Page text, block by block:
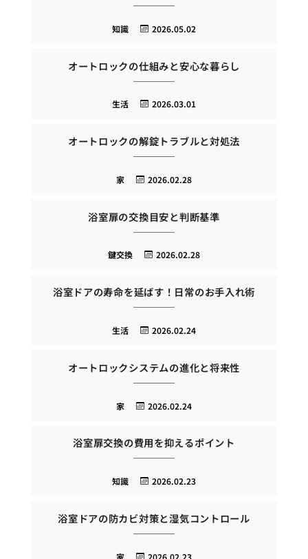
2026.05.02
知識
オートロックの仕組みと安心な暮らし
2026.03.01
生活
オートロックの解錠トラブルと対処法
2026.02.28
家
浴室扉の交換目安と判断基準
2026.02.28
鍵交換
浴室ドアの寿命を延ばす！日常のお手入れ術
2026.02.24
生活
オートロックシステムの進化と将来性
2026.02.24
家
浴室扉交換の費用を抑えるポイント
2026.02.23
知識
浴室ドアの防カビ対策と湿気コントロール
2026.02.23
家